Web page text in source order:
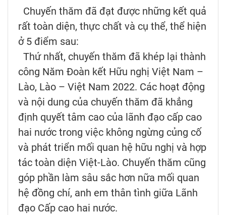
Chuyến thăm đã đạt được những kết quả
rất toàn diện, thực chất và cụ thể, thể hiện
ở 5 điểm sau:
Thứ nhất, chuyến thăm đã khép lại thành
công Năm Đoàn kết Hữu nghị Việt Nam –
Lào, Lào – Việt Nam 2022. Các hoạt động
và nội dung của chuyến thăm đã khẳng
định quyết tâm cao của lãnh đạo cấp cao
hai nước trong việc không ngừng củng cố
và phát triển mối quan hệ hữu nghị và hợp
tác toàn diện Việt-Lào. Chuyến thăm cũng
góp phần làm sâu sắc hơn nữa mối quan
hệ đồng chí, anh em thân tình giữa Lãnh
đạo Cấp cao hai nước.